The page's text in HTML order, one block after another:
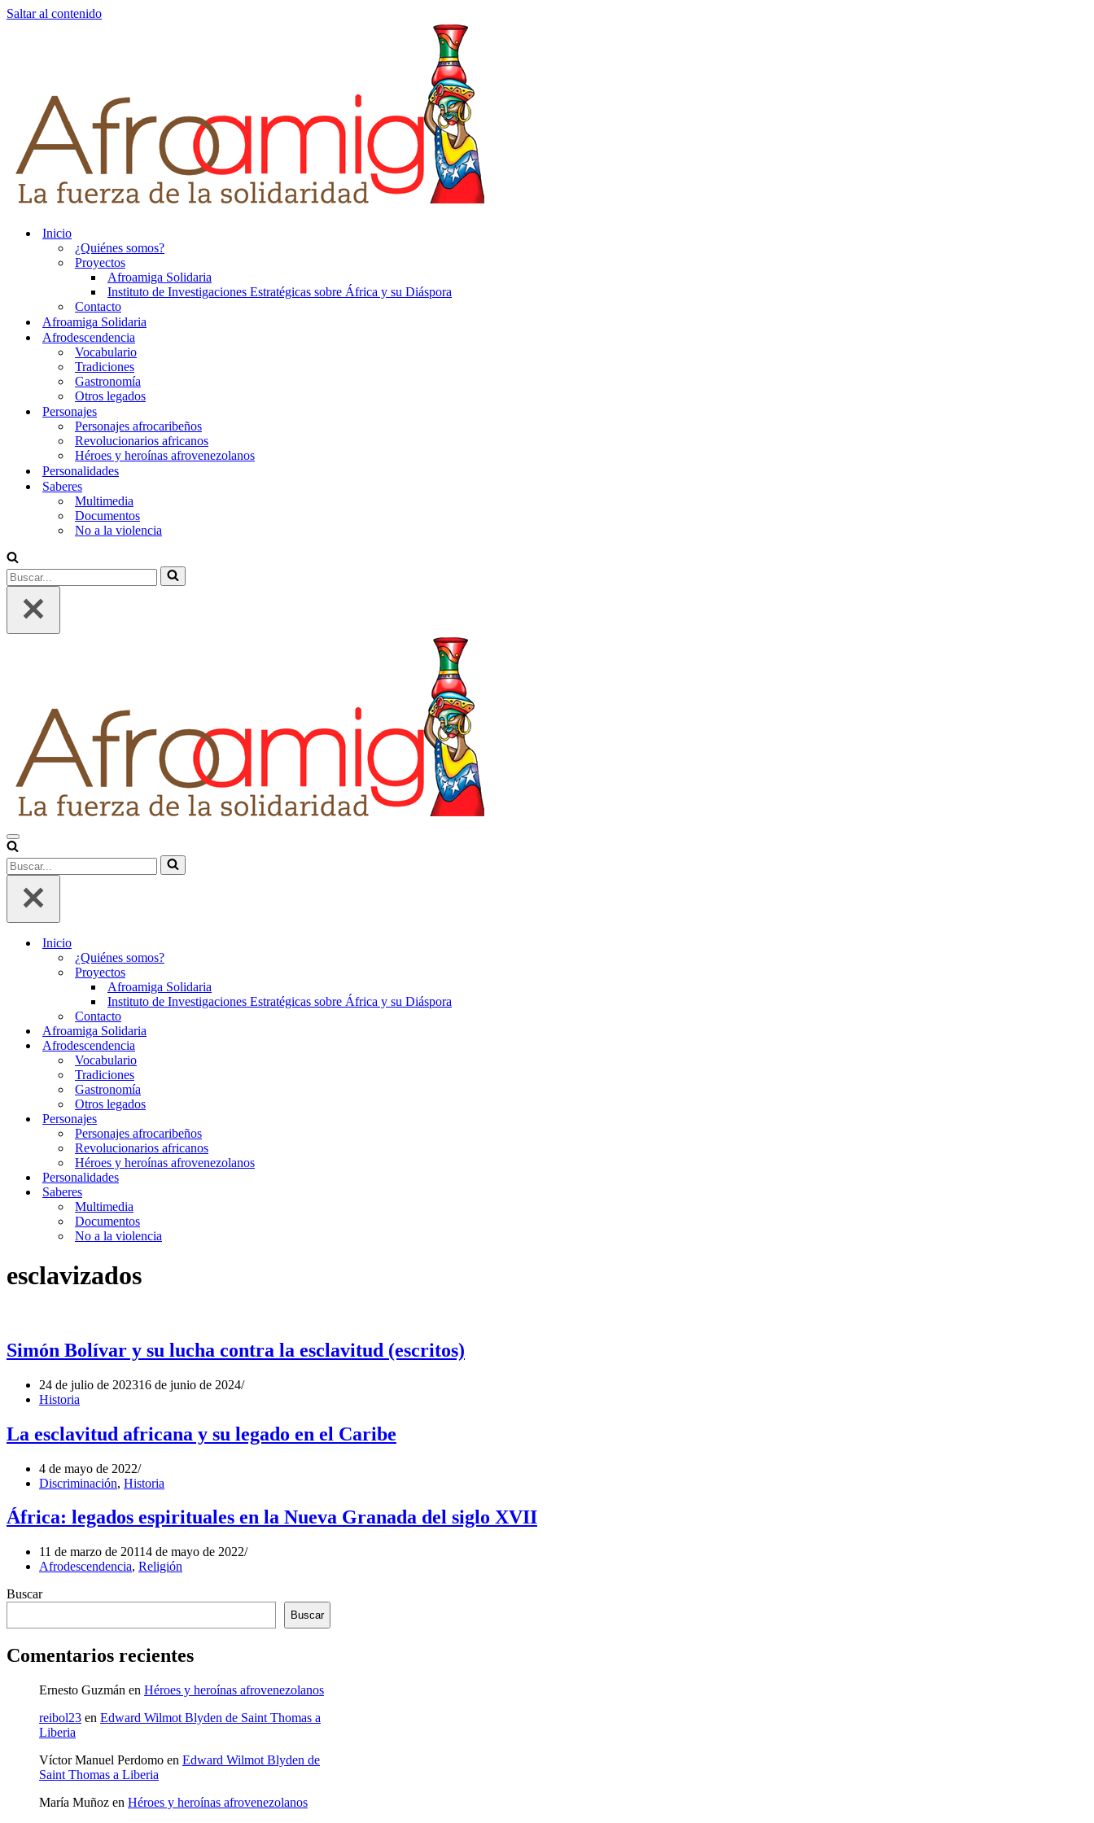
Saltar al contenido
Inicio
¿Quiénes somos?
Proyectos
Afroamiga Solidaria
Instituto de Investigaciones Estratégicas sobre África y su Diáspora
Contacto
Afroamiga Solidaria
Afrodescendencia
Vocabulario
Tradiciones
Gastronomía
Otros legados
Personajes
Personajes afrocaribeños
Revolucionarios africanos
Héroes y heroínas afrovenezolanos
Personalidades
Saberes
Multimedia
Documentos
No a la violencia
Buscar...
Menú
de
navegación
Buscar...
Inicio
¿Quiénes somos?
Proyectos
Afroamiga Solidaria
Instituto de Investigaciones Estratégicas sobre África y su Diáspora
Contacto
Afroamiga Solidaria
Afrodescendencia
Vocabulario
Tradiciones
Gastronomía
Otros legados
Personajes
Personajes afrocaribeños
Revolucionarios africanos
Héroes y heroínas afrovenezolanos
Personalidades
Saberes
Multimedia
Documentos
No a la violencia
esclavizados
Simón Bolívar y su lucha contra la esclavitud (escritos)
24 de julio de 202316 de junio de 2024
Historia
La esclavitud africana y su legado en el Caribe
4 de mayo de 2022
Discriminación, Historia
África: legados espirituales en la Nueva Granada del siglo XVII
11 de marzo de 20114 de mayo de 2022
Afrodescendencia, Religión
Buscar
Buscar
Comentarios recientes
Ernesto Guzmán en Héroes y heroínas afrovenezolanos
reibol23 en Edward Wilmot Blyden de Saint Thomas a
Liberia
Víctor Manuel Perdomo en Edward Wilmot Blyden de
Saint Thomas a Liberia
María Muñoz en Héroes y heroínas afrovenezolanos